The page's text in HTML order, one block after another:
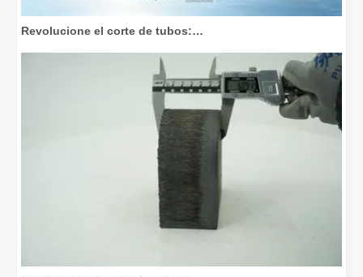
Revolucione el corte de tubos: cómo las máquinas cortadoras de tubos por láser transforman la fabricación